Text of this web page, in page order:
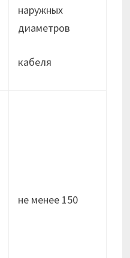
наружных
диаметров
кабеля
не менее 150